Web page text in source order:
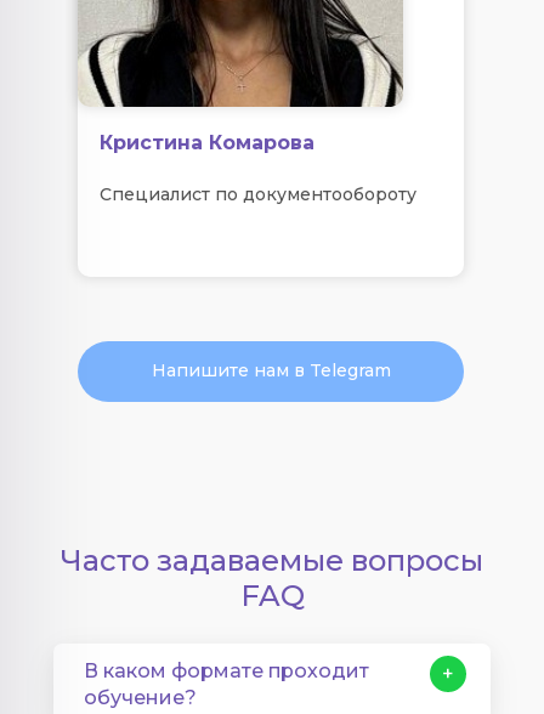
Напишите нам в Telegram
Кристина Комарова
Специалист по документообороту
Часто задаваемые вопросы
FAQ
В каком формате проходит
обучение?
+